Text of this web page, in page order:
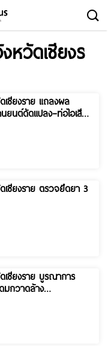
หวัดเชียงร
เชียงราย แถลงผล
ยนต์ดัดแปลง–ท่อไอเสีย
าส–ปีใหม่ 2569
เชียงราย ตรวจยึดยา 3
เชียงราย บูรณาการ
มกวาดล้าง
เภทก่อนวันหยุดยาว
ระจำปี 2568